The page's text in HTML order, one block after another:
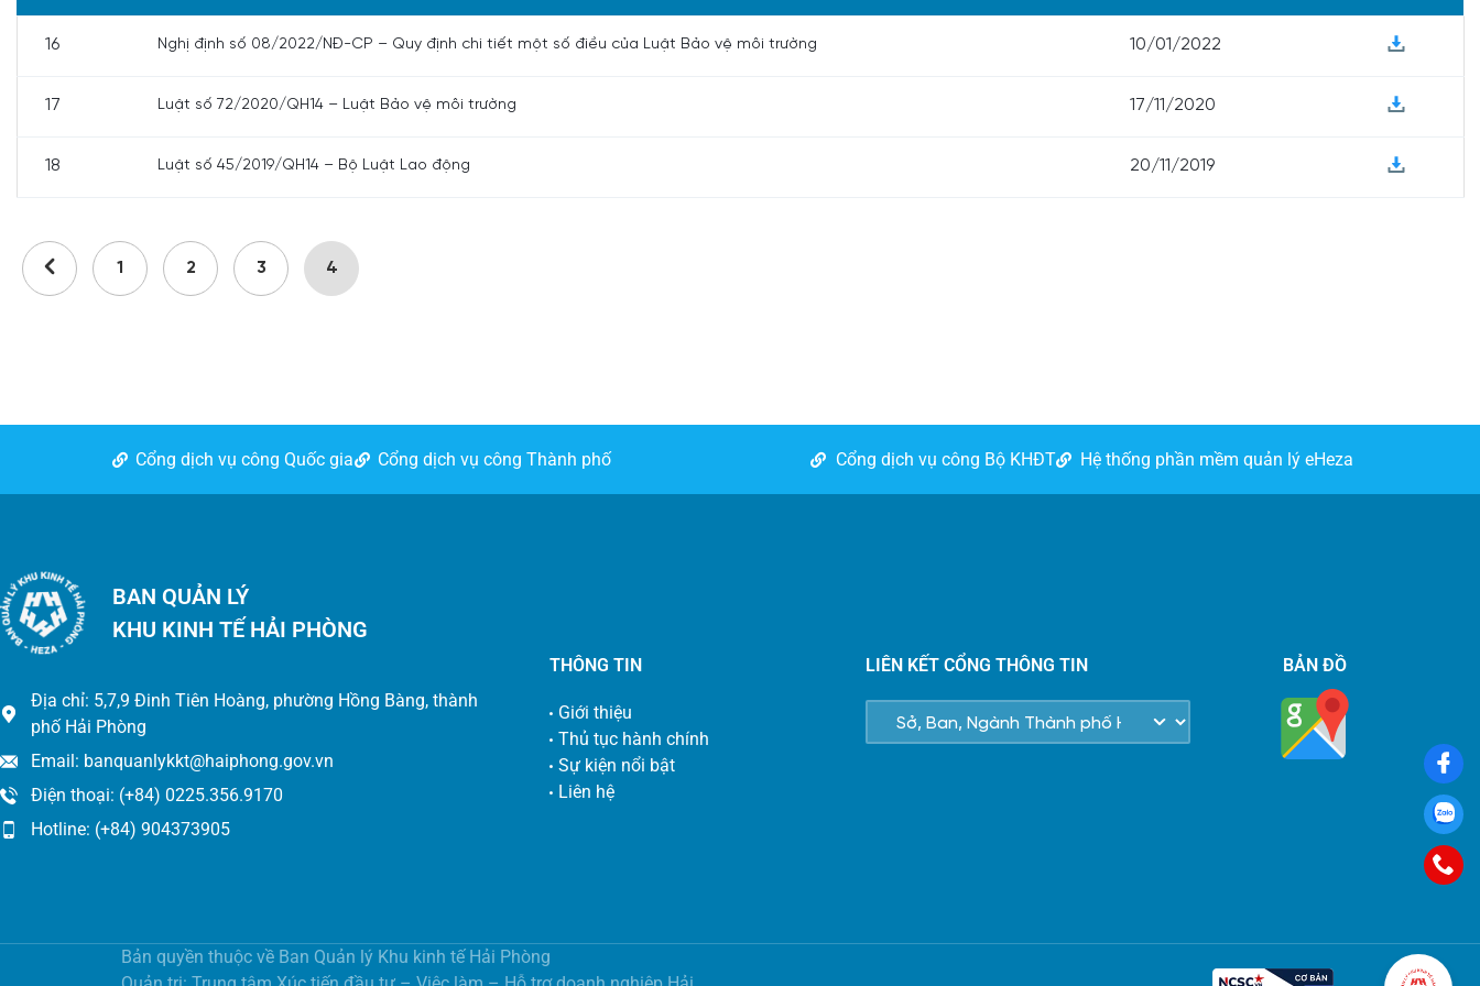
16 Nghị định số 08/2022/NĐ-CP – Quy định chi tiết một số điều của Luật Bảo vệ môi trường 10/01/2022
17 Luật số 72/2020/QH14 – Luật Bảo vệ môi trường 17/11/2020
18 Luật số 45/2019/QH14 – Bộ Luật Lao động 20/11/2019
1 2 3 4
Cổng dịch vụ công Quốc gia Cổng dịch vụ công Thành phố Cổng dịch vụ công Bộ KHĐT Hệ thống phần mềm quản lý eHeza
BAN QUẢN LÝ
KHU KINH TẾ HẢI PHÒNG
Địa chỉ: 5,7,9 Đinh Tiên Hoàng, phường Hồng Bàng, thành
phố Hải Phòng
Email: banquanlykkt@haiphong.gov.vn
Điện thoại: (+84) 0225.356.9170
Hotline: (+84) 904373905
THÔNG TIN
Giới thiệu
Thủ tục hành chính
Sự kiện nổi bật
Liên hệ
LIÊN KẾT CỔNG THÔNG TIN BẢN ĐỒ
Bản quyền thuộc về Ban Quản lý Khu kinh tế Hải Phòng